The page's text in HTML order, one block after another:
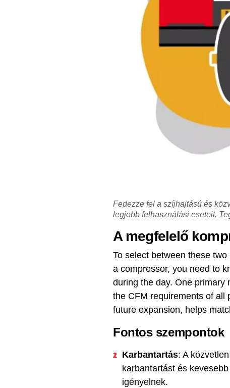
Fedezze fel a szíjhajtású és
legjobb felhasználási eseteit.
A megfelelő
To select between these
a compressor, you need to
during the day. One primary
the CFM requirements of all
future expansion, helps
Fontos szempontok
Karbantartás: A
karbantartást és
igényelnek.